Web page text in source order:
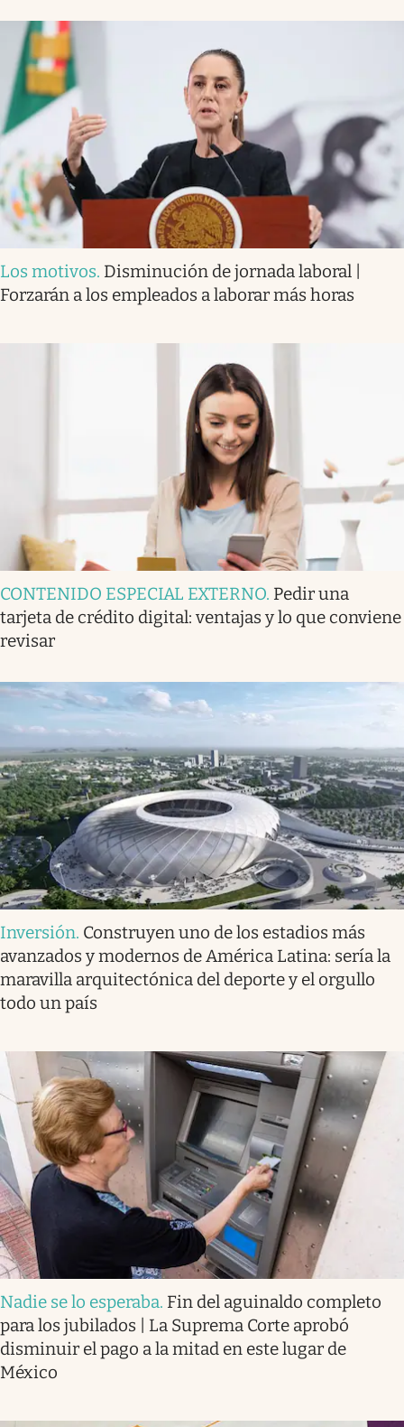
Los motivos. Disminución de jornada laboral |
Forzarán a los empleados a laborar más horas
CONTENIDO ESPECIAL EXTERNO. Pedir una
tarjeta de crédito digital: ventajas y lo que conviene
revisar
Inversión. Construyen uno de los estadios más
avanzados y modernos de América Latina: sería la
maravilla arquitectónica del deporte y el orgullo
todo un país
Nadie se lo esperaba. Fin del aguinaldo completo
para los jubilados | La Suprema Corte aprobó
disminuir el pago a la mitad en este lugar de
México